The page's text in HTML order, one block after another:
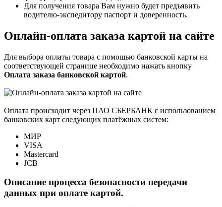
Для получения товара Вам нужно будет предъявить
водителю-экспедитору паспорт и доверенность.
Онлайн-оплата заказа картой на сайте
Для выбора оплаты товара с помощью банковской карты на
соответствующей странице необходимо нажать кнопку
Оплата заказа банковской картой.
Оплата происходит через ПАО СБЕРБАНК с использованием
банковских карт следующих платёжных систем:
МИР
VISA
Mastercard
JCB
Описание процесса безопасности передачи
данных при оплате картой.